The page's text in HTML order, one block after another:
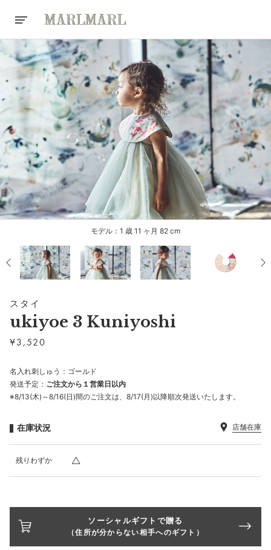
モデル：1 歳 11 ヶ月 82 cm
スタイ
ukiyoe 3 Kuniyoshi
¥3,520
名入れ刺しゅう：ゴールド
発送予定： ご注文から１営業日以内
※8/13(木)～8/16(日)間のご注文は、8/17(月)以降順次発送いたします。
在庫状況 店舗在庫
残りわずか
ソーシャルギフトで贈る
（住所が分からない相手へのギフト）